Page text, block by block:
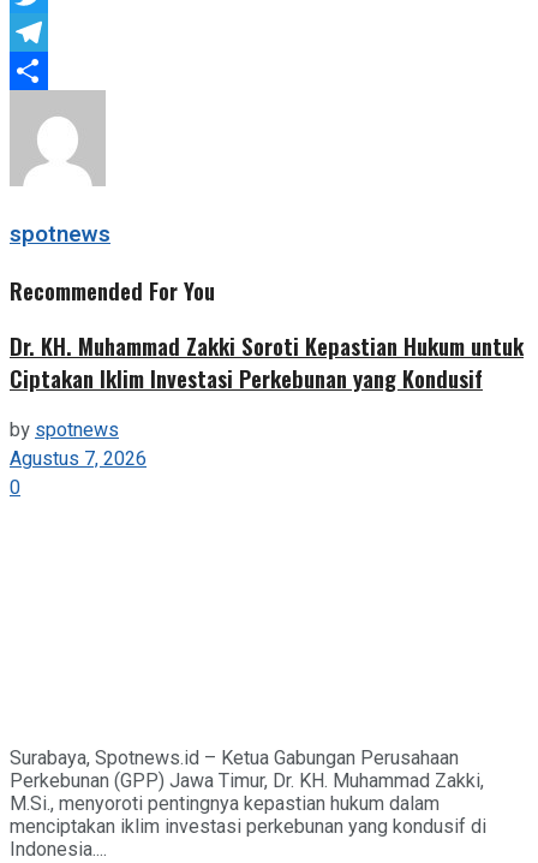
Twitter
Telegram
Share
spotnews
Recommended For You
Dr. KH. Muhammad Zakki Soroti Kepastian Hukum untuk
Ciptakan Iklim Investasi Perkebunan yang Kondusif
byspotnews
Agustus 7, 2026
0
Surabaya, Spotnews.id – Ketua Gabungan Perusahaan
Perkebunan (GPP) Jawa Timur, Dr. KH. Muhammad Zakki,
M.Si., menyoroti pentingnya kepastian hukum dalam
menciptakan iklim investasi perkebunan yang kondusif di
Indonesia....